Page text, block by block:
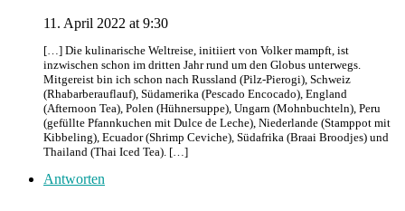
11. April 2022 at 9:30
[…] Die kulinarische Weltreise, initiiert von Volker mampft, ist
inzwischen schon im dritten Jahr rund um den Globus unterwegs.
Mitgereist bin ich schon nach Russland (Pilz-Pierogi), Schweiz
(Rhabarberauflauf), Südamerika (Pescado Encocado), England
(Afternoon Tea), Polen (Hühnersuppe), Ungarn (Mohnbuchteln), Peru
(gefüllte Pfannkuchen mit Dulce de Leche), Niederlande (Stamppot mit
Kibbeling), Ecuador (Shrimp Ceviche), Südafrika (Braai Broodjes) und
Thailand (Thai Iced Tea). […]
Antworten